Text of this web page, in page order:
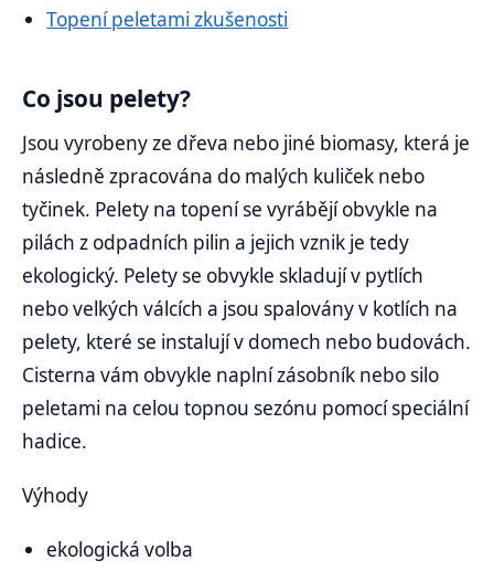
Topení peletami zkušenosti
Co jsou pelety?
Jsou vyrobeny ze dřeva nebo jiné biomasy, která je
následně zpracována do malých kuliček nebo
tyčinek. Pelety na topení se vyrábějí obvykle na
pilách z odpadních pilin a jejich vznik je tedy
ekologický. Pelety se obvykle skladují v pytlích
nebo velkých válcích a jsou spalovány v kotlích na
pelety, které se instalují v domech nebo budovách.
Cisterna vám obvykle naplní zásobník nebo silo
peletami na celou topnou sezónu pomocí speciální
hadice.
Výhody
ekologická volba